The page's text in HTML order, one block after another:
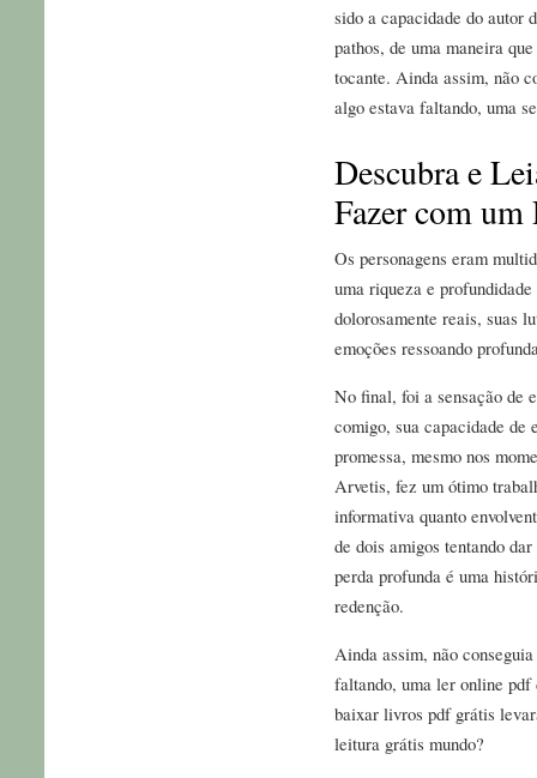
sido a capacidade do autor
pathos, de uma maneira
tocante. Ainda assim, não
algo estava faltando, uma
Descubra e
Fazer com um
Os personagens eram
uma riqueza e
dolorosamente reais, suas
emoções ressoando
No final, foi a sensação de
comigo, sua capacidade de
promessa, mesmo nos
Arvetis, fez um ótimo
informativa quanto
de dois amigos tentando
perda profunda é uma
redenção.
Ainda assim, não
faltando, uma ler online
baixar livros pdf grátis
leitura grátis mundo?